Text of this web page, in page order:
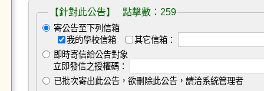
【針對此公告】 點擊數：259
寄公告至下列信箱
我的學校信箱
其它信箱：
即時寄信給公告對象
立即發信之授權碼：
已批次寄出此公告，欲刪除此公告，請洽系統管理者